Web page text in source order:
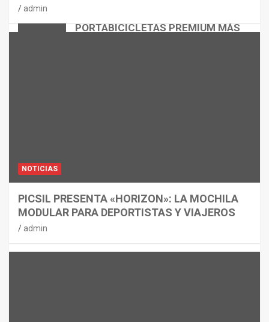
PORTABICICLETAS PREMIUM MÁS
admin
NOTICIAS
PICSIL PRESENTA «HORIZON»: LA MOCHILA
MODULAR PARA DEPORTISTAS Y VIAJEROS
admin